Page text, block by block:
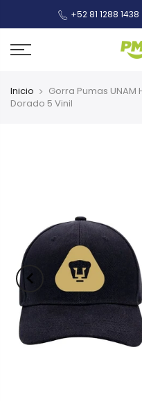
+52 81 1288 1438
Inicio
Gorra Pumas
Dorado 5 Vinil